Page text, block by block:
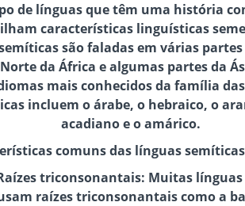
de línguas que têm uma história
características linguísticas
são faladas em várias
da África e algumas partes da
mais conhecidos da família
incluem o árabe, o hebraico, o
acadiano e o amárico.
comuns das línguas
triconsonantais: Muitas
raízes triconsonantais como a